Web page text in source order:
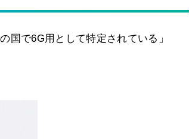
国で6G用として特定されている」